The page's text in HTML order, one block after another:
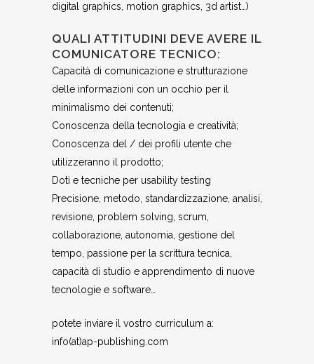
digital graphics, motion graphics, 3d artist…)
QUALI ATTITUDINI DEVE AVERE IL
COMUNICATORE TECNICO:
Capacità di comunicazione e strutturazione
delle informazioni con un occhio per il
minimalismo dei contenuti;
Conoscenza della tecnologia e creatività;
Conoscenza del / dei profili utente che
utilizzeranno il prodotto;
Doti e tecniche per usability testing
Precisione, metodo, standardizzazione, analisi,
revisione, problem solving, scrum,
collaborazione, autonomia, gestione del
tempo, passione per la scrittura tecnica,
capacità di studio e apprendimento di nuove
tecnologie e software…
potete inviare il vostro curriculum a:
info(at)ap-publishing.com